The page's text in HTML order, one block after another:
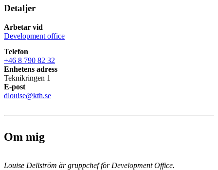
Detaljer
Arbetar vid
Development office
Telefon
+46 8 790 82 32
Enhetens adress
Teknikringen 1
E-post
dlouise@kth.se
Om mig
Louise Dellström är gruppchef för Development Office.